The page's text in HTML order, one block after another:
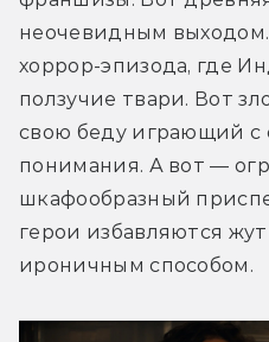
неочевидным
хоррор-эпизода, где
ползучие твари. Вот
свою беду играющий с
понимания. А вот —
шкафообразный
герои избавляются
ироничным способом.